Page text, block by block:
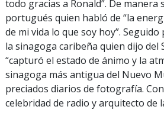
todo gracias a Ronald”. De
portugués quien habló de “la
de mi vida lo que soy hoy”.
la sinagoga caribeña quien dijo del
“capturó el estado de ánimo y la
sinagoga más antigua del Nuevo
preciados diarios de fotografía.
celebridad de radio y arquitecto de